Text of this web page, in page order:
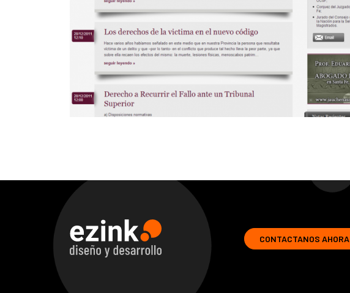
ezink | diseno y desarrollo de soluciones web
CONTACTANOS AHORA